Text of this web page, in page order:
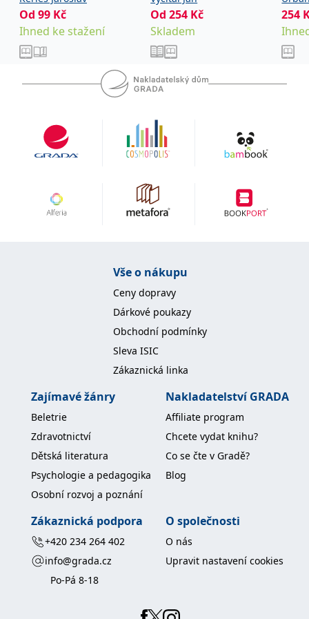
Od 99 Kč
Ihned ke stažení
Od254 Kč
Skladem
254
Vše o nákupu
Ceny dopravy
Dárkové poukazy
Obchodní podmínky
Sleva ISIC
Zákaznická linka
Zajímavé žánry
Beletrie
Zdravotnictví
Dětská literatura
Psychologie a pedagogika
Osobní rozvoj a poznání
Nakladatelství GRADA
Affiliate program
Chcete vydat knihu?
Co se čte v Gradě?
Blog
Zákaznická podpora
+420 234 264 402
info@grada.cz
Po-Pá 8-18
O společnosti
O nás
Upravit nastavení cookies